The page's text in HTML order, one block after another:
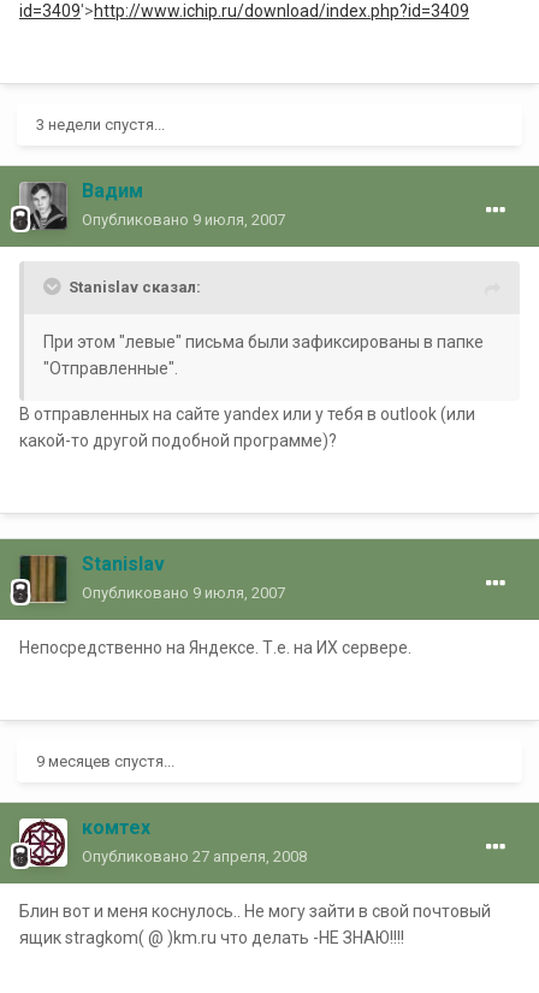
id=3409'>http://www.ichip.ru/download/index.php?id=3409
3 недели спустя...
Вадим
Опубликовано 9 июля, 2007
Stanislav сказал:
При этом "левые" письма были зафиксированы в папке
"Отправленные".
В отправленных на сайте yandex или у тебя в outlook (или
какой-то другой подобной программе)?
Stanislav
Опубликовано 9 июля, 2007
Непосредственно на Яндексе. Т.е. на ИХ сервере.
9 месяцев спустя...
комтех
Опубликовано 27 апреля, 2008
Блин вот и меня коснулось.. Не могу зайти в свой почтовый
ящик stragkom( @ )km.ru что делать -НЕ ЗНАЮ!!!!